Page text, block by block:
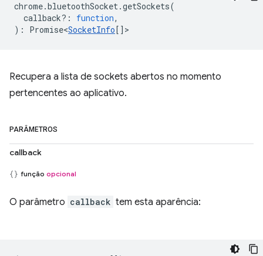
chrome.bluetoothSocket.getSockets(
callback? : function,
) : Promise<SocketInfo[] >
Recupera a lista de sockets abertos no momento
pertencentes ao aplicativo.
PARÂMETROS
callback
função opcional
O parâmetro callback tem esta aparência: